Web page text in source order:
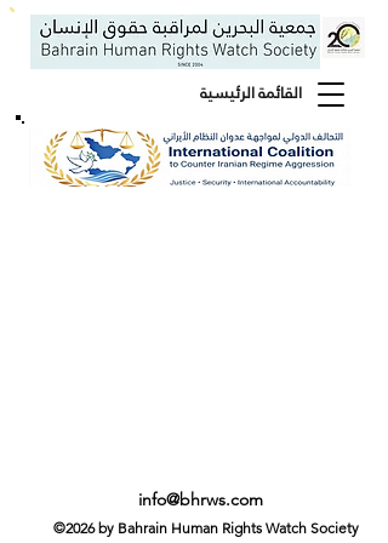
القائمة الرئيسية
info@bhrws.com
©2026 by Bahrain Human Rights Watch Society